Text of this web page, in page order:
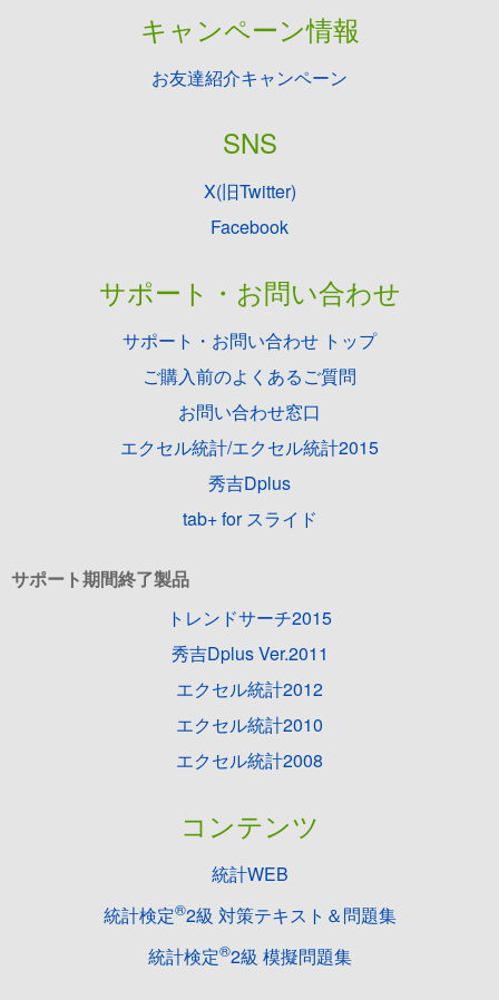
キャンペーン情報
お友達紹介キャンペーン
SNS
X(旧Twitter)
Facebook
サポート・お問い合わせ
サポート・お問い合わせ トップ
ご購入前のよくあるご質問
お問い合わせ窓口
エクセル統計/エクセル統計2015
秀吉Dplus
tab+ for スライド
サポート期間終了製品
トレンドサーチ2015
秀吉Dplus Ver.2011
エクセル統計2012
エクセル統計2010
エクセル統計2008
コンテンツ
統計WEB
統計検定®2級 対策テキスト＆問題集
統計検定®2級 模擬問題集